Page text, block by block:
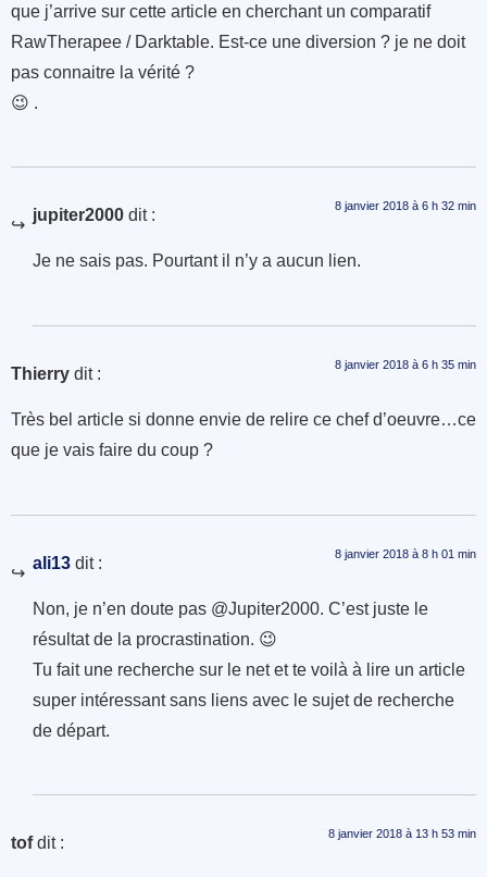
que j’arrive sur cette article en cherchant un comparatif
RawTherapee / Darktable. Est-ce une diversion ? je ne doit
pas connaitre la vérité ?
😉 .
jupiter2000 dit : 8 janvier 2018 à 6 h 32 min
Je ne sais pas. Pourtant il n’y a aucun lien.
Thierry dit : 8 janvier 2018 à 6 h 35 min
Très bel article si donne envie de relire ce chef d’oeuvre…ce
que je vais faire du coup ?
ali13 dit : 8 janvier 2018 à 8 h 01 min
Non, je n’en doute pas @Jupiter2000. C’est juste le
résultat de la procrastination. 😉
Tu fait une recherche sur le net et te voilà à lire un article
super intéressant sans liens avec le sujet de recherche
de départ.
tof dit : 8 janvier 2018 à 13 h 53 min